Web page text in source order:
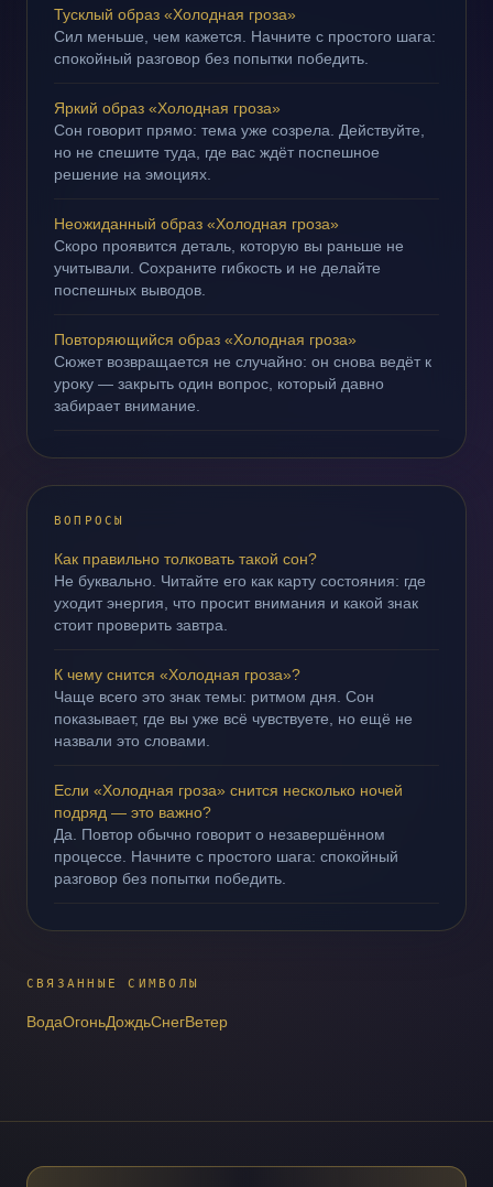
Тусклый образ «Холодная гроза»
Сил меньше, чем кажется. Начните с простого шага:
спокойный разговор без попытки победить.
Яркий образ «Холодная гроза»
Сон говорит прямо: тема уже созрела. Действуйте,
но не спешите туда, где вас ждёт поспешное
решение на эмоциях.
Неожиданный образ «Холодная гроза»
Скоро проявится деталь, которую вы раньше не
учитывали. Сохраните гибкость и не делайте
поспешных выводов.
Повторяющийся образ «Холодная гроза»
Сюжет возвращается не случайно: он снова ведёт к
уроку — закрыть один вопрос, который давно
забирает внимание.
ВОПРОСЫ
Как правильно толковать такой сон?
Не буквально. Читайте его как карту состояния: где
уходит энергия, что просит внимания и какой знак
стоит проверить завтра.
К чему снится «Холодная гроза»?
Чаще всего это знак темы: ритмом дня. Сон
показывает, где вы уже всё чувствуете, но ещё не
назвали это словами.
Если «Холодная гроза» снится несколько ночей
подряд — это важно?
Да. Повтор обычно говорит о незавершённом
процессе. Начните с простого шага: спокойный
разговор без попытки победить.
СВЯЗАННЫЕ СИМВОЛЫ
ВодаОгоньДождьСнегВетер